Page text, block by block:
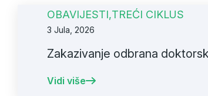
OBAVIJESTI,TREĆI CIKLUS
3 Jula, 2026
Zakazivanje odbrana
Vidi više